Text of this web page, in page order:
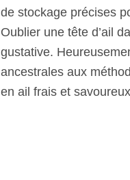
de stockage précises
Oublier une tête d’ail
gustative.
ancestrales aux
en ail frais et